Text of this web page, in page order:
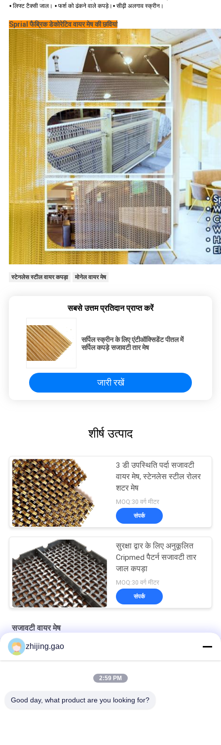
• लिफ्ट टैक्सी जाल। • फर्श को ढंकने वाले कपड़े। • सीढ़ी अलगाव स्क्रीन।
Sprial फैब्रिक डेकोरेटिव वायर मेष की छवियां
स्टेनलेस स्टील वायर कपड़ा मोनेल वायर मेष
सबसे उत्तम प्रतिदान प्राप्त करें
सर्पिल स्क्रीन के लिए एंटीऑक्सिडेंट पीतल में
सर्पिल कपड़े सजावटी तार मेष
जारी रखें
शीर्ष उत्पाद
3 डी उपस्थिति पर्दा सजावटी
वायर मेष, स्टेनलेस स्टील रोलर
शटर मेष
MOQ:30 वर्ग मीटर
संपर्क
सुरक्षा द्वार के लिए अनुकूलित
Cripmed पैटर्न सजावटी तार
जाल कपड़ा
MOQ:30 वर्ग मीटर
संपर्क
सजावटी वायर मेष
स्टेनलेस स्टील रस्सी सीढ़ी अलगाव स्क्रीन के लिए वास्तुशिल्प तार जाल
zhijing.gao
2:59 PM
Good day, what product are you looking for?